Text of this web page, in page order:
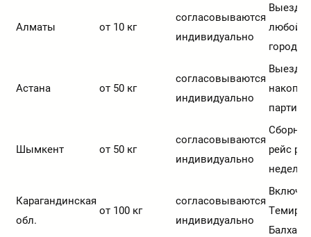
Алматы от 10 кг
согласовываются
индивидуально
Выезд в
любой
города
Астана от 50 кг
согласовываются
индивидуально
Выезд
партии
Шымкент от 50 кг
согласовываются
индивидуально
рейс
недели
Карагандинская
обл.
от 100 кг
согласовываются
индивидуально
Включая
Балхаш